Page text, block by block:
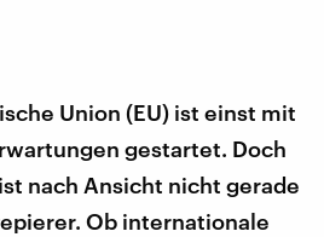
Union (EU) ist einst mit
gestartet. Doch
nach Ansicht nicht gerade
Ob internationale